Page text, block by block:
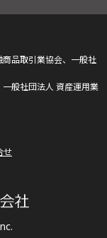
品取引業協会、一般社
般社団法人 資産運用業
せ